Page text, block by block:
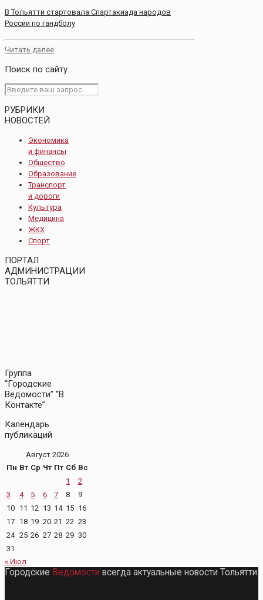
В Тольятти стартовала Спартакиада народов
России по гандболу
Читать далее
Поиск по сайту
РУБРИКИ
НОВОСТЕЙ
Экономика
и финансы
Общество
Образование
Транспорт
и дороги
Культура
Медицина
ЖКХ
Спорт
ПОРТАЛ
АДМИНИСТРАЦИИ
ТОЛЬЯТТИ
Группа
“Городские
Ведомости” “В
Контакте”
Календарь
публикаций
Август 2026
Пн Вт Ср Чт Пт Сб Вс
1
2
3
4 5 6 7 8
9
10 11 12 13 14 15 16
17 18 19 20 21 22 23
24 25 26 27 28 29 30
31
« Июл
Городские Ведомости всегда актуальные новости Тольятти